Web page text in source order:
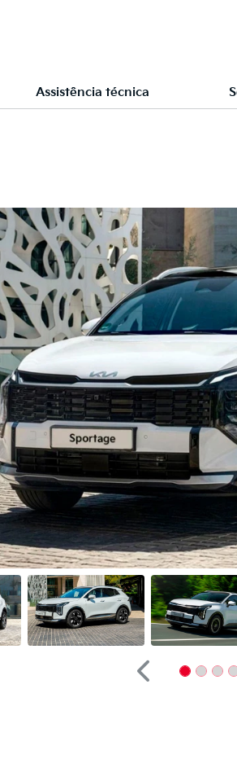
Assistência técnica
Anterior